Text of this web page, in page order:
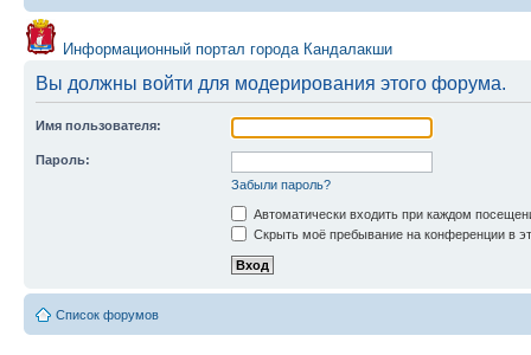
Информационный портал города Кандалакши
Вы должны войти для модерирования этого форума.
Имя пользователя:
Пароль:
Забыли пароль?
Автоматически входить при каждом
Скрыть моё пребывание на конференции в
Список форумов